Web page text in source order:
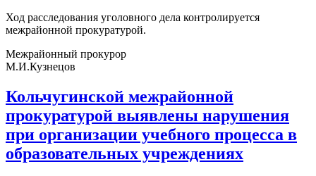
Ход расследования уголовного дела контролируется
межрайонной прокуратурой.
Межрайонный прокурор
М.И.Кузнецов
Кольчугинской межрайонной
прокуратурой выявлены нарушения
при организации учебного процесса в
образовательных учреждениях